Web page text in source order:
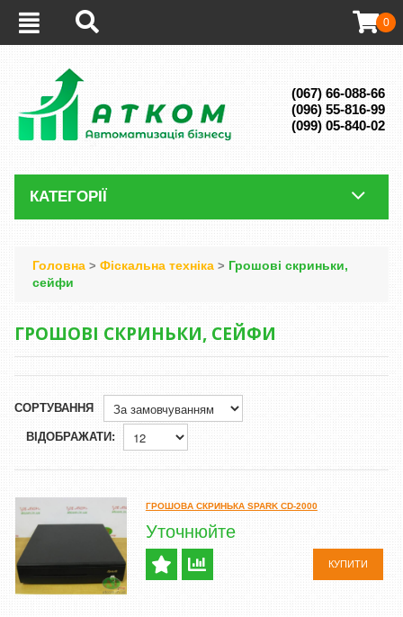
(067) 66-088-66
(096) 55-816-99
(099) 05-840-02
0
КАТЕГОРІЇ
Головна > Фіскальна техніка > Грошові скриньки,
сейфи
ГРОШОВІ СКРИНЬКИ, СЕЙФИ
СОРТУВАННЯ
ВІДОБРАЖАТИ:
ГРОШОВА СКРИНЬКА SPARK CD-2000
Уточнюйте
КУПИТИ